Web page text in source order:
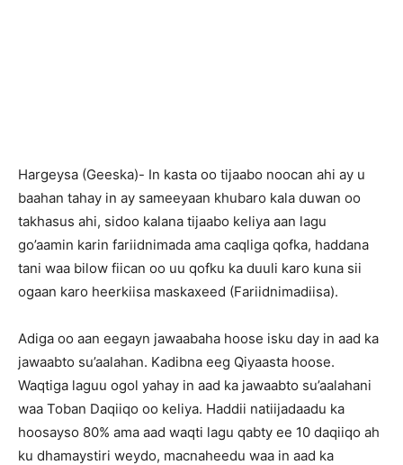
Hargeysa (Geeska)- In kasta oo tijaabo noocan ahi ay u
baahan tahay in ay sameeyaan khubaro kala duwan oo
takhasus ahi, sidoo kalana tijaabo keliya aan lagu
go’aamin karin fariidnimada ama caqliga qofka, haddana
tani waa bilow fiican oo uu qofku ka duuli karo kuna sii
ogaan karo heerkiisa maskaxeed (Fariidnimadiisa).
Adiga oo aan eegayn jawaabaha hoose isku day in aad ka
jawaabto su’aalahan. Kadibna eeg Qiyaasta hoose.
Waqtiga laguu ogol yahay in aad ka jawaabto su’aalahani
waa Toban Daqiiqo oo keliya. Haddii natiijadaadu ka
hoosayso 80% ama aad waqti lagu qabty ee 10 daqiiqo ah
ku dhamaystiri weydo, macnaheedu waa in aad ka